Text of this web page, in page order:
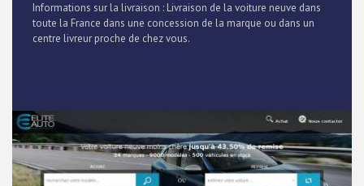
Informations sur la livraison : Livraison de la voiture neuve dans
toute la France dans une concession de la marque ou dans un
centre livreur proche de chez vous.